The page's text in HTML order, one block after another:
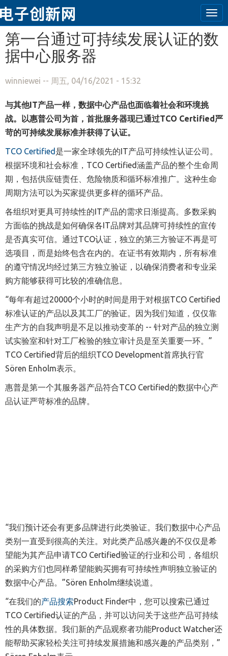
跳转到主要内容
第一台通过可持续发展认证的数
据中心服务器
winniewei -- 周五, 04/16/2021 - 15:32
与其他IT产品一样，数据中心产品也面临着社会和环境挑
战。以惠普公司为首，首批服务器现已通过TCO Certified严
苛的可持续发展标准并获得了认证。
TCO Certified 是一家全球领先的IT产品可持续性认证公司。
根据环境和社会标准，TCO Certified涵盖产品的整个生命周
期，包括供应链责任、危险物质和循环标准推广。这种生命
周期方法可以为买家提供更多样的循环产品。
各组织对更具可持续性的IT产品的需求日渐提高。多数采购
方面临的挑战是如何确保各IT品牌对其品牌可持续性的宣传
是否真实可信。通过TCO认证，独立的第三方验证不再是可
选项目，而是始终包含在内的。在证书有效期内，所有标准
的遵守情况均经过第三方独立验证，以确保消费者和专业采
购方能够获得可比较的准确信息。
“每年有超过20000个小时的时间是用于对根据TCO Certified
标准认证的产品以及其工厂的验证。因为我们知道，仅仅靠
生产方的自我声明是不足以推动变革的 -- 针对产品的独立测
试实验室和针对工厂检验的独立审计员是至关重要一环。”
TCO Certified背后的组织TCO Development首席执行官
Sören Enholm表示。
惠普是第一个其服务器产品符合TCO Certified的数据中心产
品认证严苛标准的品牌。
“我们预计还会有更多品牌进行此类验证。我们数据中心产品
类别一直受到很高的关注。对此类产品感兴趣的不仅仅是希
望能为其产品申请TCO Certified验证的行业和公司，各组织
的采购方们也同样希望能购买拥有可持续性声明独立验证的
数据中心产品。”Sören Enholm继续说道。
“在我们的产品搜索Product Finder中，您可以搜索已通过
TCO Certified认证的产品，并可以访问关于这些产品可持续
性的具体数据。我们新的产品观察者功能Product Watcher还
能帮助买家轻松关注可持续发展措施和感兴趣的产品类别，”